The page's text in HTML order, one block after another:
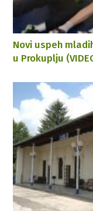
Novi uspeh
u Prokuplju